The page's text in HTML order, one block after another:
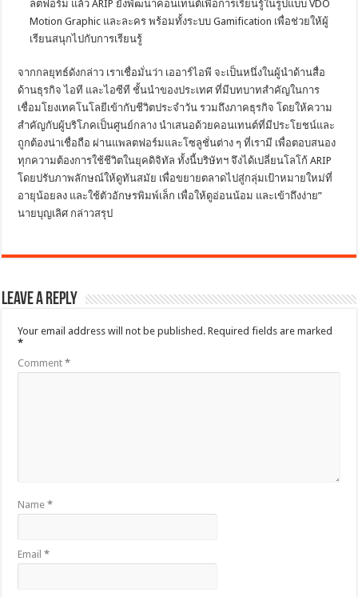
ล็ตฟอร์ม แล้ว ARIP ยังพัฒนาคอนเทนต์เพื่อการเรียนรู้ในรูปแบบ VDO
Motion Graphic และละคร พร้อมทั้งระบบ Gamification เพื่อช่วยให้ผู้
เรียนสนุกไปกับการเรียนรู้
จากกลยุทธ์ดังกล่าว เราเชื่อมั่นว่า เออาร์ไอพี จะเป็นหนึ่งในผู้นำด้านสื่อ
ด้านธุรกิจ ไอที และไอซีที ชั้นนำของประเทศ ที่มีบทบาทสำคัญในการ
เชื่อมโยงเทคโนโลยีเข้ากับชีวิตประจำวัน รวมถึงภาคธุรกิจ โดยให้ความ
สำคัญกับผู้บริโภคเป็นศูนย์กลาง นำเสนอด้วยคอนเทนต์ที่มีประโยชน์และ
ถูกต้องน่าเชื่อถือ ผ่านแพลตฟอร์มและโซลูชั่นต่าง ๆ ที่เรามี เพื่อตอบสนอง
ทุกความต้องการใช้ชีวิตในยุคดิจิทัล ทั้งนี้บริษัทฯ จึงได้เปลี่ยนโลโก้ ARIP
โดยปรับภาพลักษณ์ให้ดูทันสมัย เพื่อขยายตลาดไปสู่กลุ่มเป้าหมายใหม่ที่
อายุน้อยลง และใช้ตัวอักษรพิมพ์เล็ก เพื่อให้ดูอ่อนน้อม และเข้าถึงง่าย”
นายบุญเลิศ กล่าวสรุป
Leave a Reply
Your email address will not be published. Required fields are marked
*
Comment*
Name*
Email*